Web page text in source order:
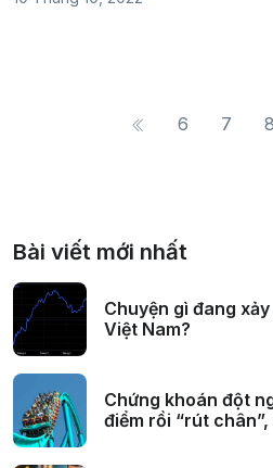
6 7 8
Bài viết mới nhất
Chuyện gì đang
Việt Nam?
Chứng khoán đột
điểm rồi “rút